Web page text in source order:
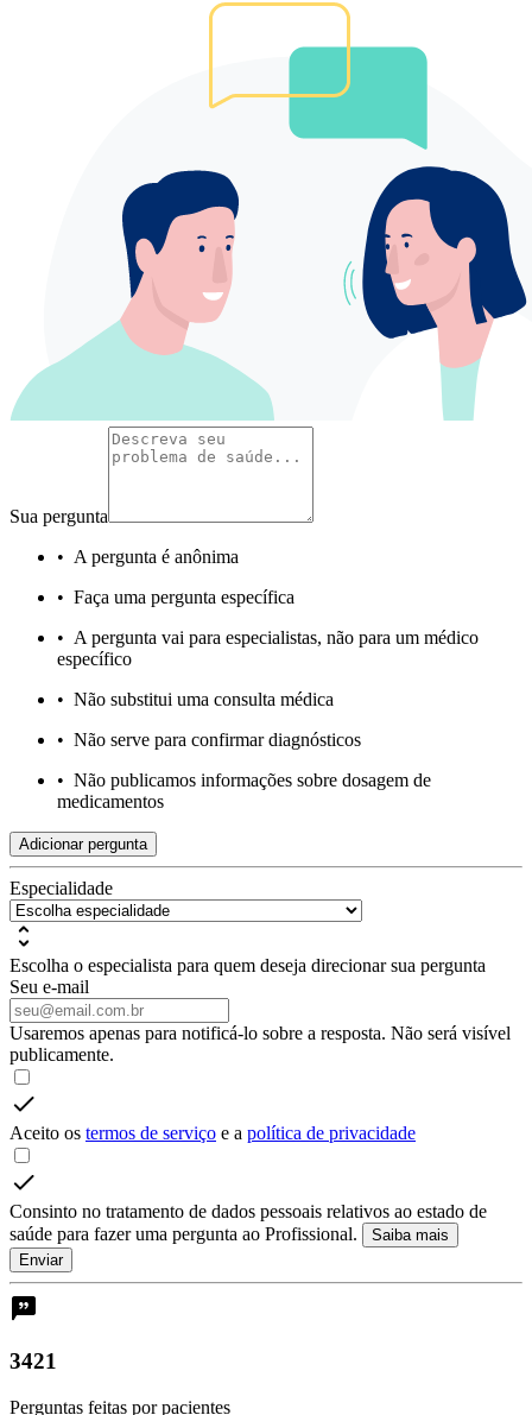
Sua pergunta
• A pergunta é anônima
• Faça uma pergunta específica
• A pergunta vai para especialistas, não para um médico
específico
• Não substitui uma consulta médica
• Não serve para confirmar diagnósticos
• Não publicamos informações sobre dosagem de
medicamentos
Adicionar pergunta
Especialidade
Escolha o especialista para quem deseja direcionar sua pergunta
Seu e-mail
Usaremos apenas para notificá-lo sobre a resposta. Não será visível
publicamente.
Aceito os termos de serviço e a política de privacidade
Consinto no tratamento de dados pessoais relativos ao estado de
saúde para fazer uma pergunta ao Profissional.
Saiba mais
Enviar
3421
Perguntas feitas por pacientes